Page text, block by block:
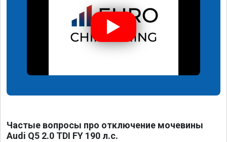
Частые вопросы про отключение мочевины
Audi Q5 2.0 TDI FY 190 л.с.